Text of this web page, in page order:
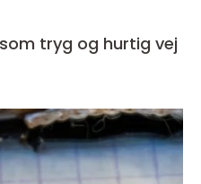
tryg og hurtig vej